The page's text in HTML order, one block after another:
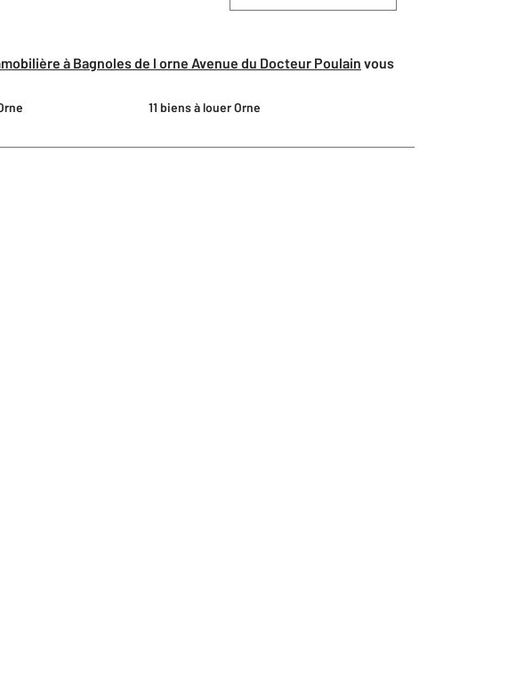
à Bagnoles de l orne Avenue du Docteur Poulain vous
11 biens à louer Orne